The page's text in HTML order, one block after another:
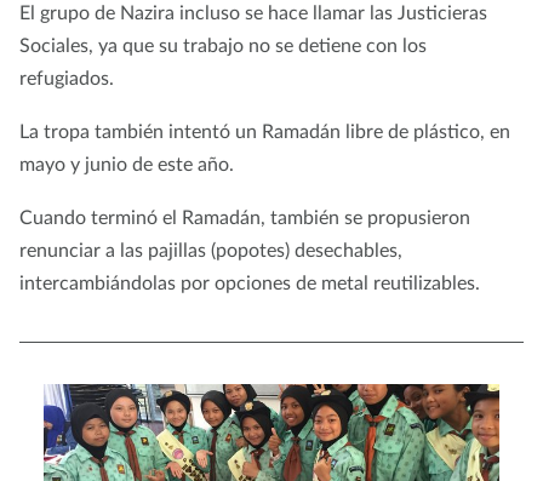
El grupo de Nazira incluso se hace llamar las Justicieras
Sociales, ya que su trabajo no se detiene con los
refugiados.
La tropa también intentó un Ramadán libre de plástico, en
mayo y junio de este año.
Cuando terminó el Ramadán, también se propusieron
renunciar a las pajillas (popotes) desechables,
intercambiándolas por opciones de metal reutilizables.